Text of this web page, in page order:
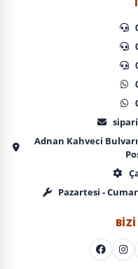
Adnan Kahveci
Pazartesi -